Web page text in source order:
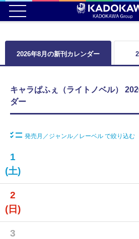
2026年8月の新刊カレンダー
キャラぱふぇ（ライトノベル）
ダー
発売月／ジャンル／レーベル で絞り込む
1
(土)
2
(日)
3